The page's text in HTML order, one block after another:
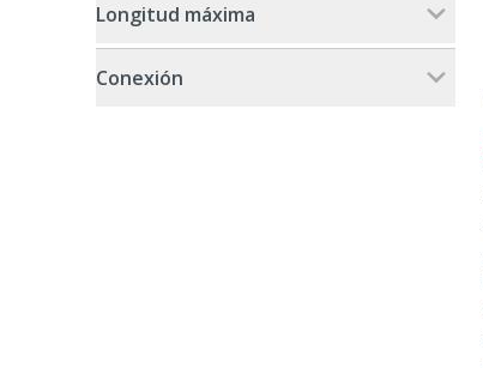
Longitud máxima
Conexión